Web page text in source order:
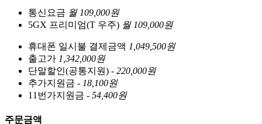
통신요금 월 109,000원
5GX 프리미엄(T 우주) 월 109,000원
휴대폰 일시불 결제금액 1,049,500원
출고가 1,342,000원
단말할인(공통지원) - 220,000원
추가지원금 - 18,100원
11번가지원금 - 54,400원
주문금액